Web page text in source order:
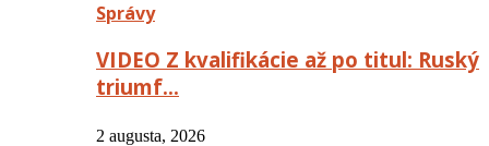
Správy
VIDEO Z kvalifikácie až po titul: Ruský
triumf…
2 augusta, 2026